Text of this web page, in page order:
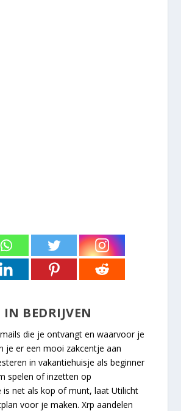
IN BEDRIJVEN
die je ontvangt en waarvoor je
je er een mooi zakcentje aan
in vakantiehuisje als beginner
spelen of inzetten op
is net als kop of munt, laat Utilicht
voor je maken. Xrp aandelen